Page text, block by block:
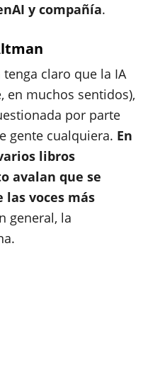
y compañía.
claro que la IA
en muchos sentidos),
por parte
gente cualquiera. En
libros
avalan que se
voces más
general, la